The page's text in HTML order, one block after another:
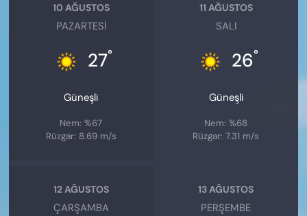
10 AĞUSTOS
PAZARTESI
27°
Güneşli
Nem: %67
Rüzgar: 8.69 m/s
11 AĞUSTOS
SALI
26°
Güneşli
Nem: %68
Rüzgar: 7.31 m/s
12 AĞUSTOS
ÇARŞAMBA
13 AĞUSTOS
PERŞEMBE